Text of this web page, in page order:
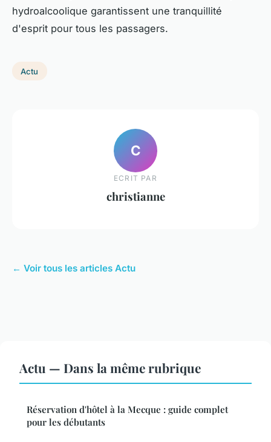
hydroalcoolique garantissent une tranquillité
d'esprit pour tous les passagers.
Actu
C
ECRIT PAR
christianne
← Voir tous les articles Actu
Actu — Dans la même rubrique
Réservation d'hôtel à la Mecque : guide complet
pour les débutants